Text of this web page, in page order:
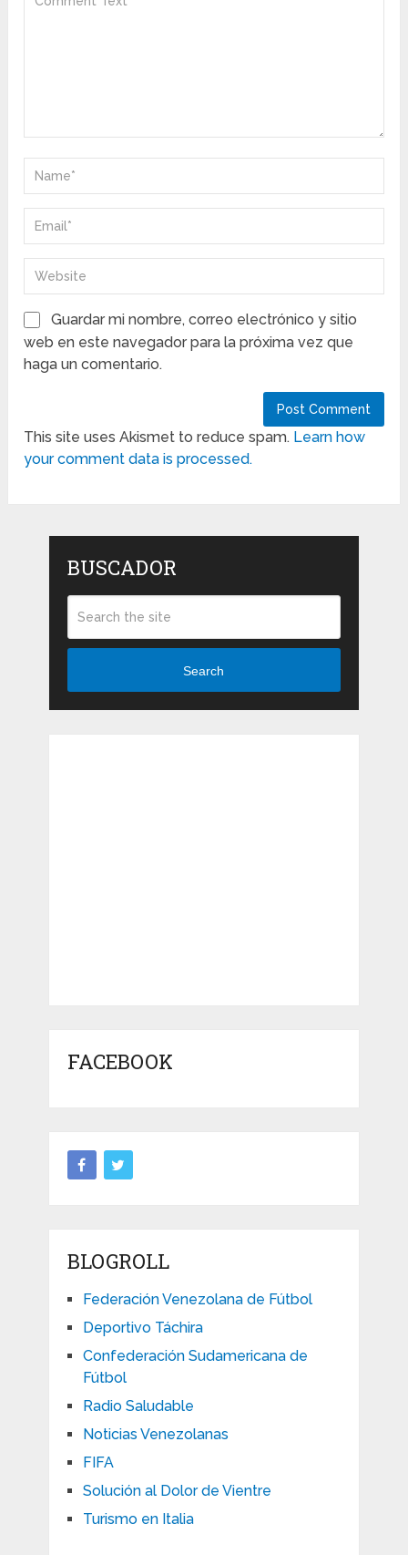
Guardar mi nombre, correo electrónico y sitio
web en este navegador para la próxima vez que
haga un comentario.
This site uses Akismet to reduce spam. Learn how
your comment data is processed.
BUSCADOR
Search
FACEBOOK
BLOGROLL
Federación Venezolana de Fútbol
Deportivo Táchira
Confederación Sudamericana de
Fútbol
Radio Saludable
Noticias Venezolanas
FIFA
Solución al Dolor de Vientre
Turismo en Italia